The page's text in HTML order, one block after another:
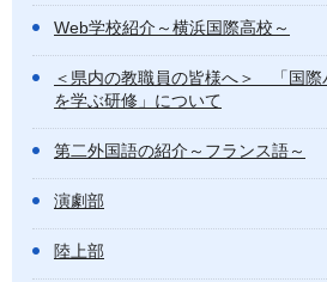
Web学校紹介～横浜国際高校～
＜県内の教職員の皆様へ＞ 「国際
を学ぶ研修」について
第二外国語の紹介～フランス語～
演劇部
陸上部